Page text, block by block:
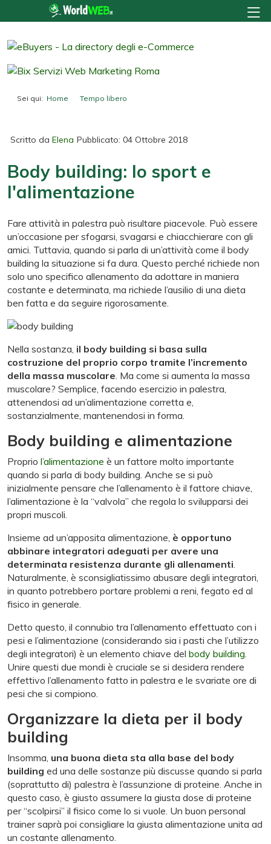
Sei qui: Home
Tempo libero
Scritto da Elena Pubblicato: 04 Ottobre 2018
Body building: lo sport e
l'alimentazione
Fare attività in palestra può risultare piacevole. Può essere
un’occasione per sfogarsi, svagarsi e chiacchierare con gli
amici. Tuttavia, quando si parla di un’attività come il body
building la situazione si fa dura. Questo perché richiede non
solo uno specifico allenamento da adottare in maniera
costante e determinata, ma richiede l’ausilio di una dieta
ben fatta e da seguire rigorosamente.
Nella sostanza, il body building si basa sulla
costruzione del proprio corpo tramite l’incremento
della massa muscolare . Ma come si aumenta la massa
muscolare? Semplice, facendo esercizio in palestra,
attenendosi ad un’alimentazione corretta e,
sostanzialmente, mantenendosi in forma.
Body building e alimentazione
Proprio l’alimentazione è un fattore molto importante
quando si parla di body building. Anche se si può
inizialmente pensare che l’allenamento è il fattore chiave,
l’alimentazione è la “valvola” che regola lo svilupparsi dei
propri muscoli.
Insieme ad un’apposita alimentazione, è opportuno
abbinare integratori adeguati per avere una
determinata resistenza durante gli allenamenti
Naturalmente, è sconsigliatissimo abusare degli integratori,
in quanto potrebbero portare problemi a reni, fegato ed al
fisico in generale.
Detto questo, il connubio tra l’allenamento effettuato con i
pesi e l’alimentazione (considerando sia i pasti che l’utilizzo
degli integratori) è un elemento chiave del body building
Unire questi due mondi è cruciale se si desidera rendere
effettivo l’allenamento fatto in palestra e le svariate ore di
pesi che si compiono.
Organizzare la dieta per il body
building
Insomma, una buona dieta sta alla base del body
building ed una delle sostanze più discusse quando si parla
(soprattutto di) palestra è l’assunzione di proteine. Anche in
questo caso, è giusto assumere la giusta dose di proteine
per “scolpirsi” il fisico come lo si vuole. Un buon personal
trainer saprà poi consigliare la giusta alimentazione unita ad
un costante allenamento.